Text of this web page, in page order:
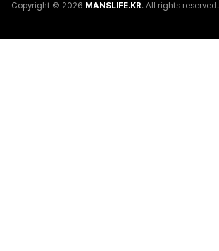
Copyright © 2026 MANSLIFE.KR. All rights reserved.